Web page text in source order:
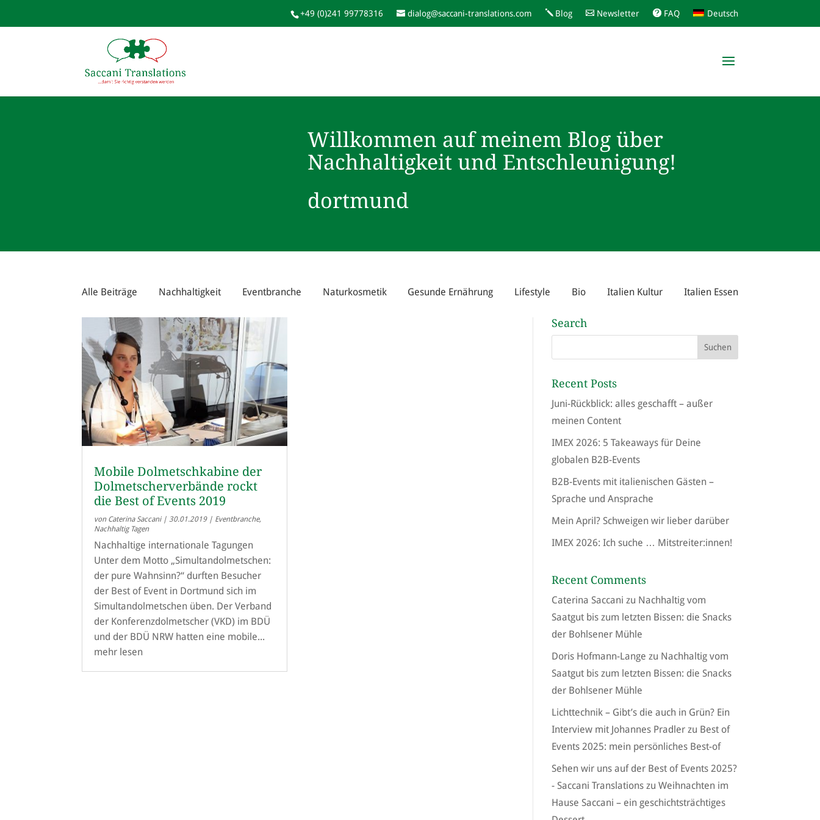
+49 (0)241 99778316 dialog@saccani-translations.com Blog Newsletter FAQ Deutsch
Willkommen auf meinem Blog über
Nachhaltigkeit und Entschleunigung!
dortmund
Alle Beiträge Nachhaltigkeit Eventbranche Naturkosmetik Gesunde Ernährung Lifestyle Bio Italien Kultur Italien Essen
Mobile Dolmetschkabine der
Dolmetscherverbände rockt
die Best of Events 2019
von Caterina Saccani| 30.01.2019| Eventbranche,
Nachhaltig Tagen
Nachhaltige internationale Tagungen
Unter dem Motto „Simultandolmetschen:
der pure Wahnsinn?“ durften Besucher
der Best of Event in Dortmund sich im
Simultandolmetschen üben. Der Verband
der Konferenzdolmetscher (VKD) im BDÜ
und der BDÜ NRW hatten eine mobile...
mehr lesen
Search
Recent Posts
Juni-Rückblick: alles geschafft – außer
meinen Content
IMEX 2026: 5 Takeaways für Deine
globalen B2B-Events
B2B-Events mit italienischen Gästen –
Sprache und Ansprache
Mein April? Schweigen wir lieber darüber
IMEX 2026: Ich suche … Mitstreiter:innen!
Recent Comments
Caterina Saccani zu Nachhaltig vom
Saatgut bis zum letzten Bissen: die Snacks
der Bohlsener Mühle
Doris Hofmann-Lange zu Nachhaltig vom
Saatgut bis zum letzten Bissen: die Snacks
der Bohlsener Mühle
Lichttechnik – Gibt’s die auch in Grün? Ein
Interview mit Johannes Pradlerzu Best of
Events 2025: mein persönliches Best-of
Sehen wir uns auf der Best of Events 2025?
- Saccani Translationszu Weihnachten im
Hause Saccani – ein geschichtsträchtiges